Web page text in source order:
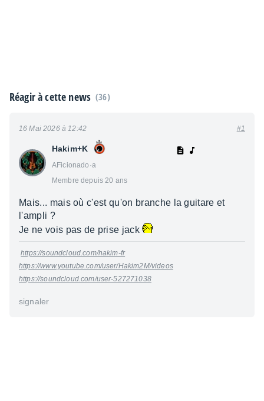
Réagir à cette news (36)
Hakim+K
AFicionado·a
Membre depuis 20 ans
16 Mai 2026 à 12:42 #1
Mais... mais où c'est qu'on branche la guitare et
l'ampli ?
Je ne vois pas de prise jack
https://soundcloud.com/hakim-fr
https://www.youtube.com/user/Hakim2M/videos
https://soundcloud.com/user-527271038
signaler